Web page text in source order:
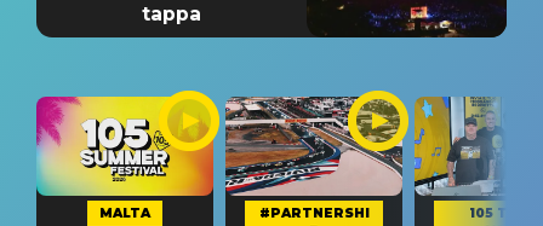
tappa
MALTA
#PARTNERSHI
105 TAKE